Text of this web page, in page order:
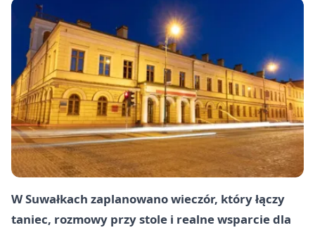
W Suwałkach zaplanowano wieczór, który łączy
taniec, rozmowy przy stole i realne wsparcie dla